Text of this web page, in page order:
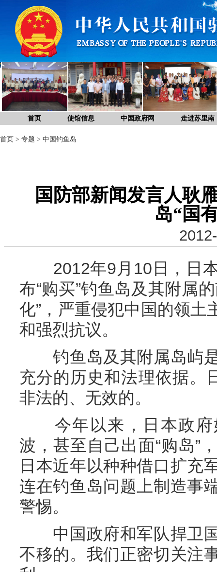
首页 使馆信息 中国政府网 走进苏里南
首页 > 专题 > 中国钓鱼岛
国防部新闻发言人耿
岛“国
2012年9月10日，日本
布“购买”钓鱼岛及其附属
化”，严重侵犯中国的领土
和强烈抗议。
钓鱼岛及其附属岛屿是
充分的历史和法理依据。
非法的、无效的。
今年以来，日本政府
波，甚至自己出面“购岛”
日本近年以种种借口扩充
连在钓鱼岛问题上制造事
警惕。
中国政府和军队捍卫国
不移的。我们正密切关注